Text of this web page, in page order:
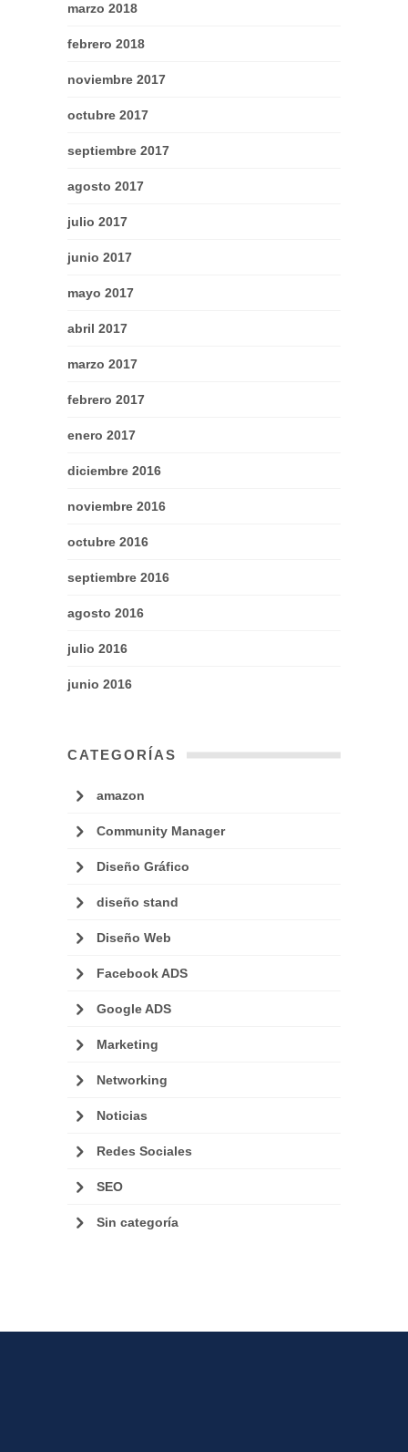
marzo 2018
febrero 2018
noviembre 2017
octubre 2017
septiembre 2017
agosto 2017
julio 2017
junio 2017
mayo 2017
abril 2017
marzo 2017
febrero 2017
enero 2017
diciembre 2016
noviembre 2016
octubre 2016
septiembre 2016
agosto 2016
julio 2016
junio 2016
CATEGORÍAS
amazon
Community Manager
Diseño Gráfico
diseño stand
Diseño Web
Facebook ADS
Google ADS
Marketing
Networking
Noticias
Redes Sociales
SEO
Sin categoría